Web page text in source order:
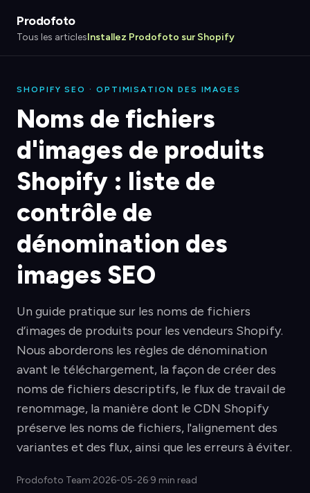
Prodofoto
Tous les articlesInstallez Prodofoto sur Shopify
SHOPIFY SEO · OPTIMISATION DES IMAGES
Noms de fichiers
d'images de produits
Shopify : liste de
contrôle de
dénomination des
images SEO
Un guide pratique sur les noms de fichiers
d’images de produits pour les vendeurs Shopify.
Nous aborderons les règles de dénomination
avant le téléchargement, la façon de créer des
noms de fichiers descriptifs, le flux de travail de
renommage, la manière dont le CDN Shopify
préserve les noms de fichiers, l'alignement des
variantes et des flux, ainsi que les erreurs à éviter.
Prodofoto Team·2026-05-26·9 min read